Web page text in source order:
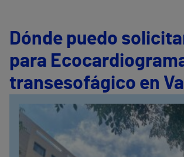
Dónde puedo
para
transesofágico en